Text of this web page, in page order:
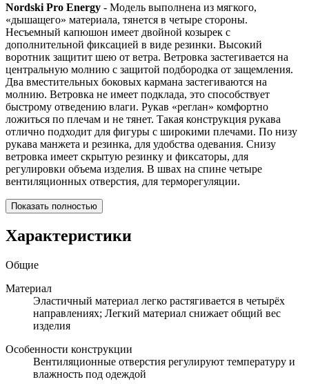
Nordski Pro Energy - Модель выполнена из мягкого,
«дышащего» материала, тянется в четыре стороны.
Несъемный капюшон имеет двойной козырек с
дополнительной фиксацией в виде резинки. Высокий
воротник защитит шею от ветра. Ветровка застегивается на
центральную молнию с защитой подбородка от защемления.
Два вместительных боковых кармана застегиваются на
молнию. Ветровка не имеет подклада, это способствует
быстрому отведению влаги. Рукав «реглан» комфортно
ложиться по плечам и не тянет. Такая конструкция рукава
отлично подходит для фигуры с широкими плечами. По низу
рукава манжета и резинка, для удобства одевания. Снизу
ветровка имеет скрытую резинку и фиксаторы, для
регулировки объема изделия. В швах на спине четыре
вентиляционных отверстия, для терморегуляции.
Показать полностью
Характеристики
Общие
Материал
Эластичный материал легко растягивается в четырёх
направлениях; Легкий материал снижает общий вес
изделия
Особенности конструкции
Вентиляционные отверстия регулируют температуру и
влажность под одеждой